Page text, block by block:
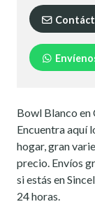
Bowl Blanco en
Encuentra aquí
hogar, gran
precio. Envíos
si estás en
24 horas.